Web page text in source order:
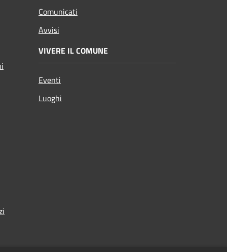
Comunicati
Avvisi
VIVERE IL COMUNE
Eventi
Luoghi